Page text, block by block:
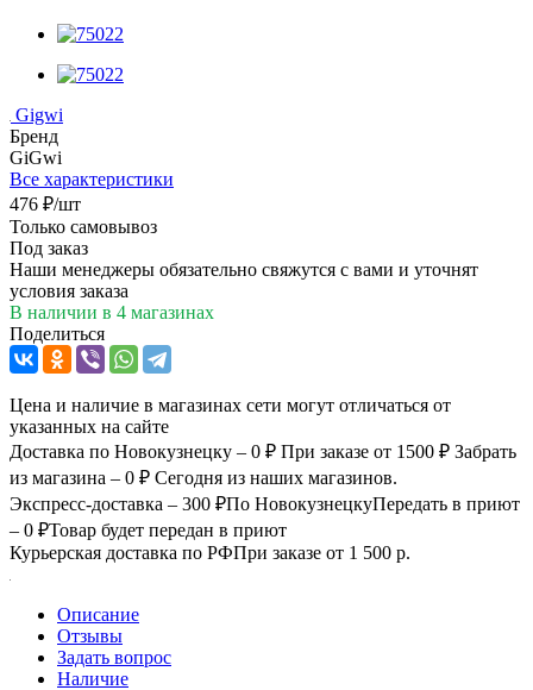
Gigwi
Бренд
GiGwi
Все характеристики
476 ₽/шт
Только самовывоз
Под заказ
Наши менеджеры обязательно свяжутся с вами и уточнят
условия заказа
В наличии в 4 магазинах
Поделиться
Цена и наличие в магазинах сети могут отличаться от
указанных на сайте
Доставка по Новокузнецку – 0 ₽ При заказе от 1500 ₽ Забрать
из магазина – 0 ₽ Сегодня из наших магазинов.
Экспресс-доставка – 300 ₽По НовокузнецкуПередать в приют
– 0 ₽Товар будет передан в приют
Курьерская доставка по РФПри заказе от 1 500 р.
Описание
Отзывы
Задать вопрос
Наличие